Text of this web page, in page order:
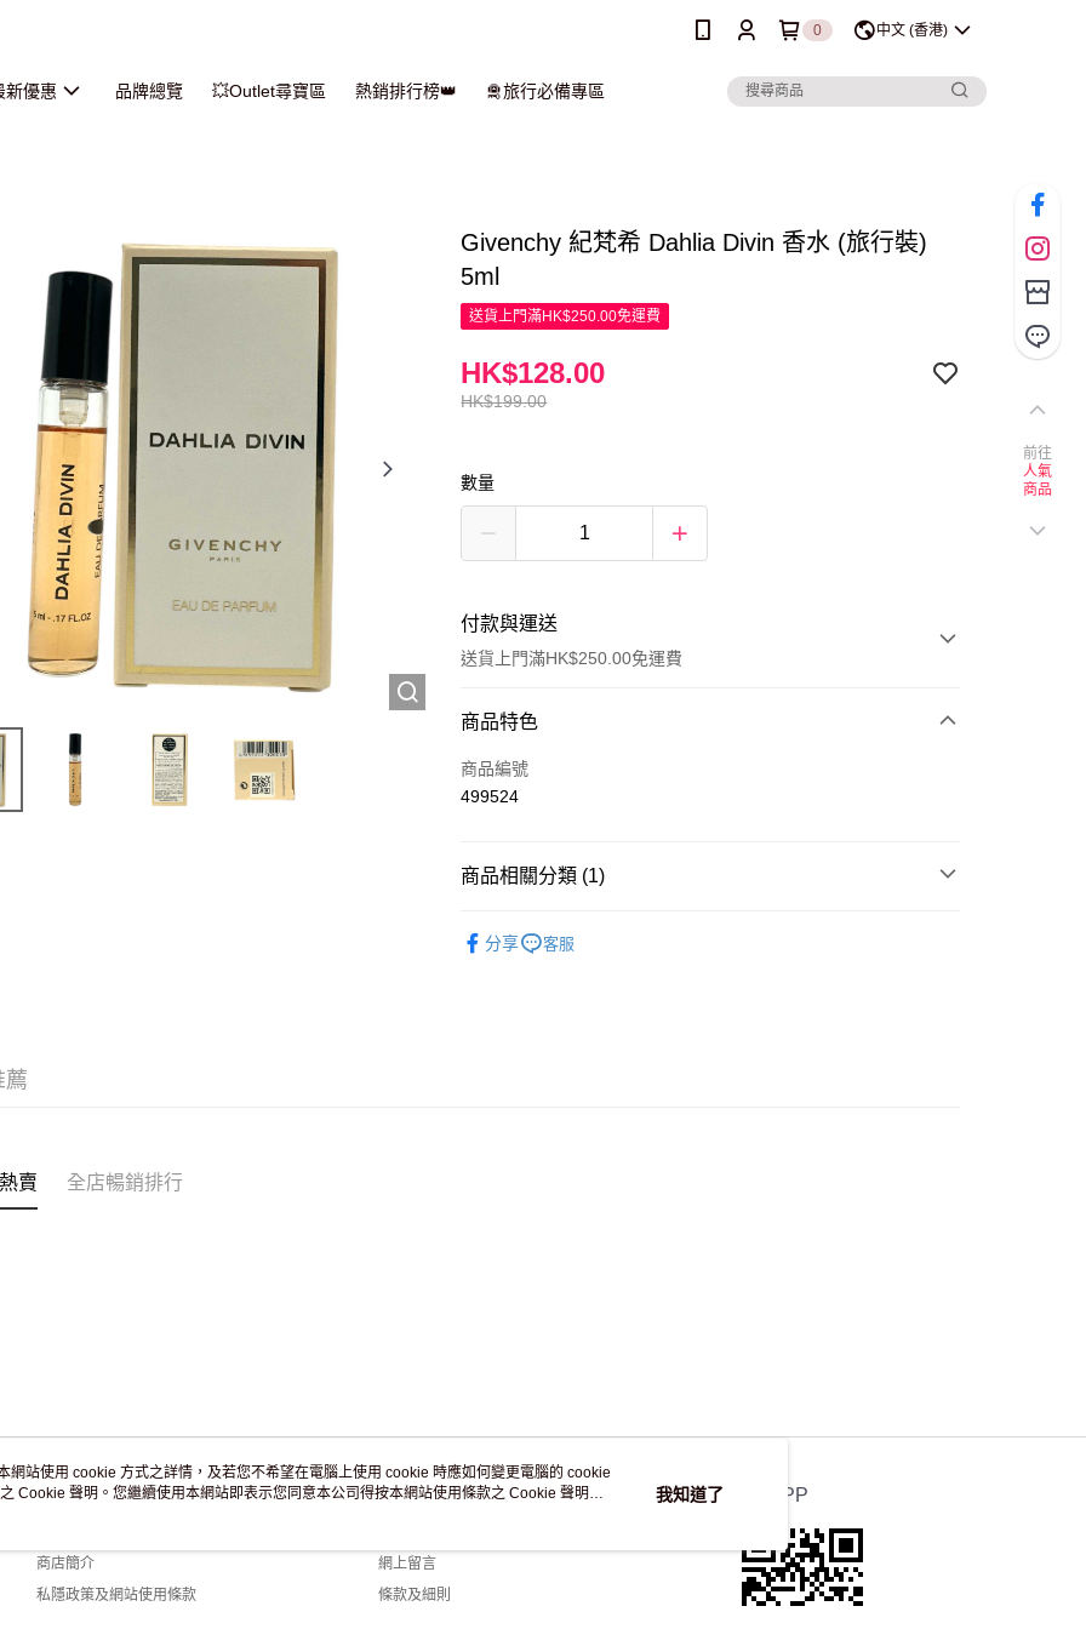
0 中文 (香港)
新優惠 品牌總覽 💥Outlet尋寶區 熱銷排行榜👑 🛅旅行必備專區
Givenchy 紀梵希 Dahlia Divin 香水 (旅行裝)
5ml
送貨上門滿HK$250.00免運費
HK$199.00
HK$128.00
數量
付款與運送
送貨上門滿HK$250.00免運費
付款方式
信用卡
商品特色
商品編號
499524
商品相關分類 (1)
分享
客服
薦
賣 全店暢銷排行
關於我們
商店簡介
私隱政策及網站使用條款
客戶服務
網上留言
條款及細則
官方APP
前往
人氣
商品
網站使用 cookie 方式之詳情，及若您不希望在電腦上使用 cookie 時應如何變更電腦的 cookie
Cookie 聲明。您繼續使用本網站即表示您同意本公司得按本網站使用條款之 Cookie 聲明使
我知道了